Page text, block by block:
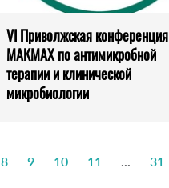
VI Приволжская конференция
МАКМАХ по антимикробной
терапии и клинической
микробиологии
8 9 10 11 ... 31